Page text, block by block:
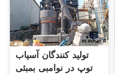
تولید کنندگان آسیاب
توپ در نوامبی بمبئی